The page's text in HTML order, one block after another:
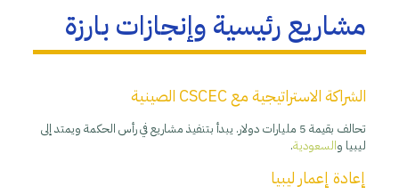
مشاريع رئيسية وإنجازات بارزة
الشراكة الاستراتيجية مع CSCEC الصينية
تحالف بقيمة 5 مليارات دولار. يبدأ بتنفيذ مشاريع في رأس الحكمة ويمتد إلى
ليبيا والسعودية.
إعادة إعمار ليبيا